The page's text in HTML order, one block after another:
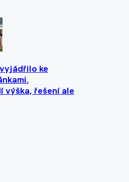
ke
výška, řešení ale